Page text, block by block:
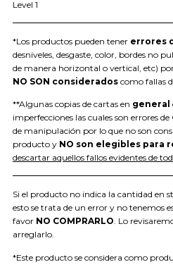
Level 1
*Los productos pueden tener errores
desniveles, desgaste, color, bordes no
de manera horizontal o vertical, etc)
NO SON considerados como fallas
**Algunas copias de cartas en general
imperfecciones las cuales son errores
de manipulación por lo que no son
producto y NO son elegibles para
descartar aquellos fallos evidentes de
Si el producto no indica la cantidad en
esto se trata de un error y no tenemos
favor NO COMPRARLO. Lo
arreglarlo.
*Este producto se considera como